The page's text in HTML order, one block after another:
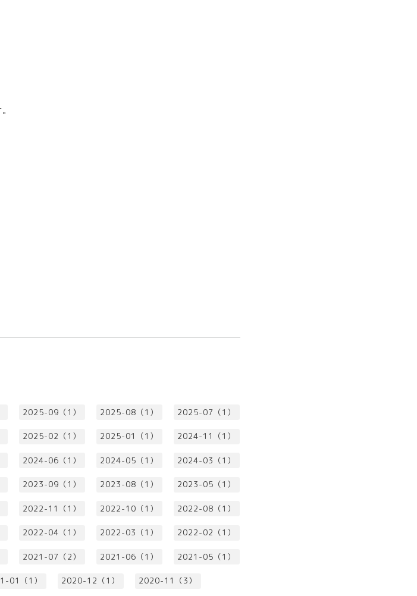
2025-09（1） 2025-08（1） 2025-07（1）
2025-02（1） 2025-01（1） 2024-11（1）
2024-06（1） 2024-05（1） 2024-03（1）
2023-09（1） 2023-08（1） 2023-05（1）
2022-11（1） 2022-10（1） 2022-08（1）
2022-04（1） 2022-03（1） 2022-02（1）
2021-07（2） 2021-06（1） 2021-05（1）
01（1） 2020-12（1） 2020-11（3）